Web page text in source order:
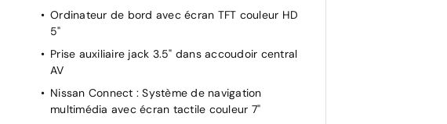
Ordinateur de bord avec écran TFT couleur HD
5"
Prise auxiliaire jack 3.5" dans accoudoir central
AV
Nissan Connect : Système de navigation
multimédia avec écran tactile couleur 7"